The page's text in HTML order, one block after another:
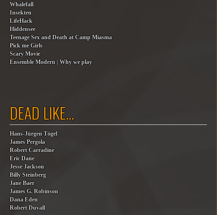
Whalefall
Insekten
LifeHack
Hiddensee
Teenage Sex and Death at Camp Miasma
Pick me Girls
Scary Movie
Ensemble Modern | Why we play
DEAD LIKE…
Hans-Jürgen Tögel
James Pergola
Robert Carradine
Eric Dane
Jesse Jackson
Billy Steinberg
Jane Baer
James G. Robinson
Dana Eden
Robert Duvall